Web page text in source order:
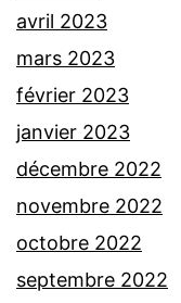
avril 2023
mars 2023
février 2023
janvier 2023
décembre 2022
novembre 2022
octobre 2022
septembre 2022